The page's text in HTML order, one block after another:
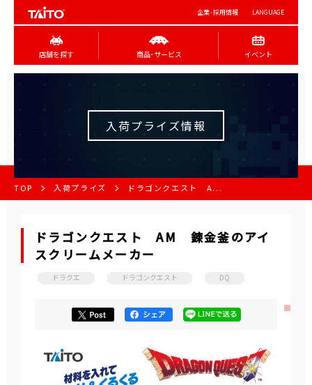
企業･採用情報 LANGUAGE
店舗を探す 商品･サービス イベント
入荷プライズ情報
TOP 入荷プライズ ドラゴンクエスト A...
ドラゴンクエスト AM 錬金釜のアイ
スクリームメーカー
ドラクエ ドラゴンクエスト DQ